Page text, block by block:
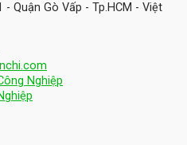
Quận Gò Vấp - Tp.HCM - Việt
Nghiệp